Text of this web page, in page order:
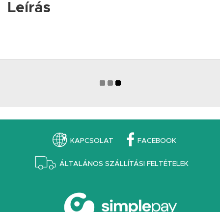
Leírás
KAPCSOLAT FACEBOOK
ÁLTALÁNOS SZÁLLÍTÁSI FELTÉTELEK